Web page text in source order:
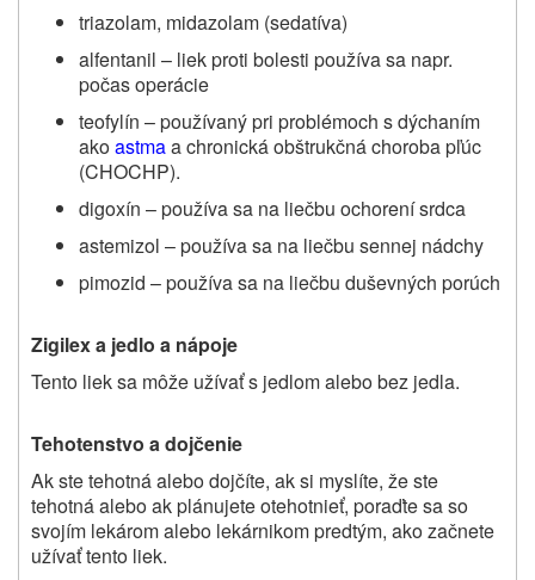
triazolam, midazolam (sedatíva)
alfentanil – liek proti bolesti používa sa napr.
počas operácie
teofylín – používaný pri problémoch s dýchaním
akoastmaa chronická obštrukčná choroba pľúc
(CHOCHP).
digoxín – používa sa na liečbu ochorení srdca
astemizol – používa sa na liečbu sennej nádchy
pimozid – používa sa na liečbu duševných porúch
Zigilex a jedlo a nápoje
Tento liek sa môže užívať s jedlom alebo bez jedla.
Tehotenstvo a dojčenie
Ak ste tehotná alebo dojčíte, ak si myslíte, že ste
tehotná alebo ak plánujete otehotnieť, poraďte sa so
svojím lekárom alebo lekárnikom predtým, ako začnete
užívať tento liek.